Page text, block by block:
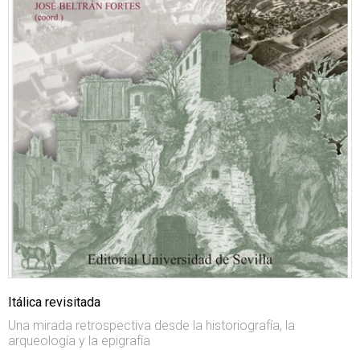
Itálica revisitada
Una mirada retrospectiva desde la historiografía, la
arqueología y la epigrafía